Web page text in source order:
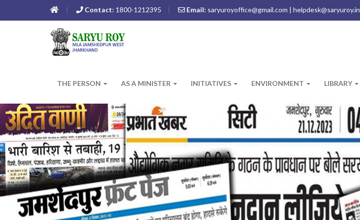
Contact: 1800-1212395 Email: saryuroyoffice@gmail.com | helpdesk@saryuroy.in
THE PERSON AS A MINISTER INITIATIVES ENVIRONMENT LIBRARY